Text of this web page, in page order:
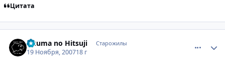
Цитата
Akuma no Hitsuji Старожилы
19 Ноября, 200718 г